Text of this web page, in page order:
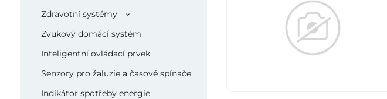
Zdravotní systémy
Zvukový domácí systém
Inteligentní ovládací prvek
Senzory pro žaluzie a časové spínače
Indikátor spotřeby energie